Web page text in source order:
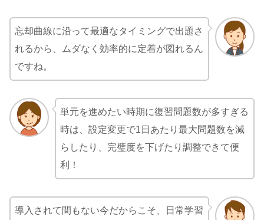
忘却曲線に沿って最適なタイミングで出題さ
れるから、ムダなく効率的に定着が図れるん
ですね。
単元を進めたい時期に復習問題数が多すぎる
時は、設定変更で1日あたり最大問題数を減
らしたり、完璧度を下げたり調整できて便
利！
導入されて間もない今だからこそ、日常学習